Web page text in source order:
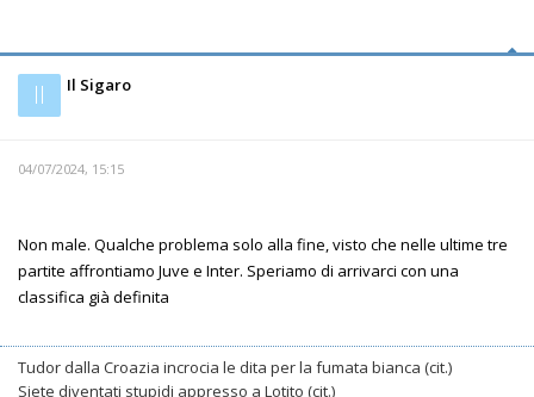
Il Il Sigaro
04/07/2024, 15:15
Non male. Qualche problema solo alla fine, visto che nelle ultime tre
partite affrontiamo Juve e Inter. Speriamo di arrivarci con una
classifica già definita
Tudor dalla Croazia incrocia le dita per la fumata bianca (cit.)
Siete diventati stupidi appresso a Lotito (cit.)